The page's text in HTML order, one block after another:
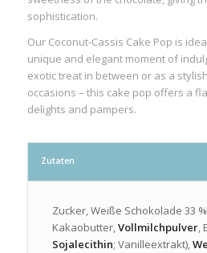
sophistication.
Our Coconut-Cassis Cake Pop is
unique and elegant moment of
exotic treat in between or as a
occasions – this cake pop offers a
delights and pampers.
Zutaten
Zucker, Weiße Schokolade 33
Kakaobutter,Vollmilchpulver,
Sojalecithin; Vanilleextrakt),